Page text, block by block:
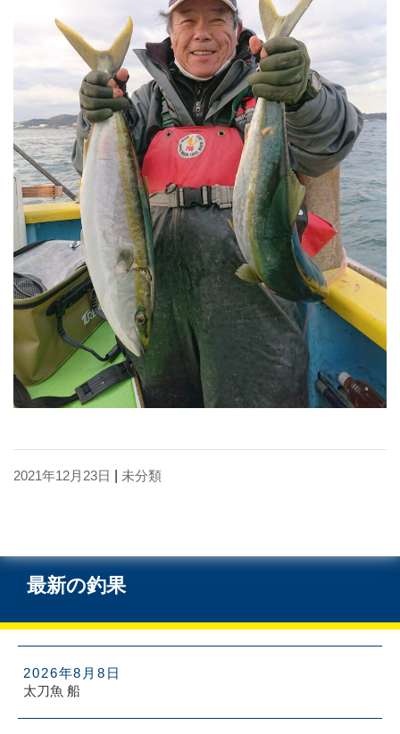
最新の釣果
太刀魚 船
2026年8月8日
2021年12月23日 未分類